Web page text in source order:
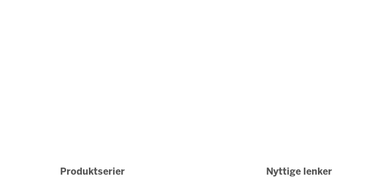
Produktserier
Nyttige lenker